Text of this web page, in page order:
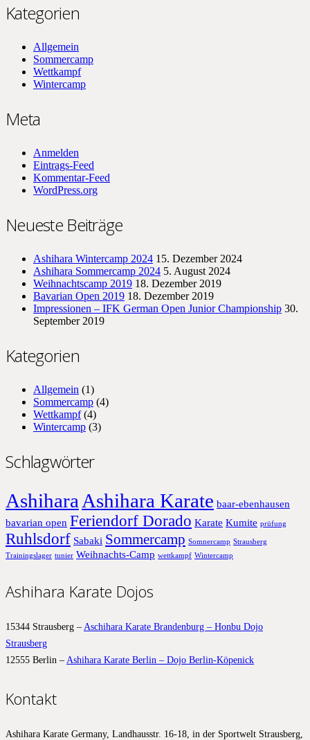
Kategorien
Allgemein
Sommercamp
Wettkampf
Wintercamp
Meta
Anmelden
Eintrags-Feed
Kommentar-Feed
WordPress.org
Neueste Beiträge
Ashihara Wintercamp 2024 15. Dezember 2024
Ashihara Sommercamp 2024 5. August 2024
Weihnachtscamp 2019 18. Dezember 2019
Bavarian Open 2019 18. Dezember 2019
Impressionen – IFK German Open Junior Championship 30.
September 2019
Kategorien
Allgemein (1)
Sommercamp (4)
Wettkampf(4)
Wintercamp (3)
Schlagwörter
Ashihara Ashihara Karate baar-ebenhausen
bavarian open Feriendorf Dorado Karate Kumite prüfung
Ruhlsdorf Sabaki Sommercamp Somnercamp Strausberg
Trainingslager tunier Weihnachts-Camp wettkampf Wintercamp
Ashihara Karate Dojos
15344 Strausberg –Aschihara Karate Brandenburg – Honbu Dojo
Strausberg
12555 Berlin –Ashihara Karate Berlin – Dojo Berlin-Köpenick
Kontakt
Ashihara Karate Germany, Landhausstr. 16-18, in der Sportwelt Strausberg,